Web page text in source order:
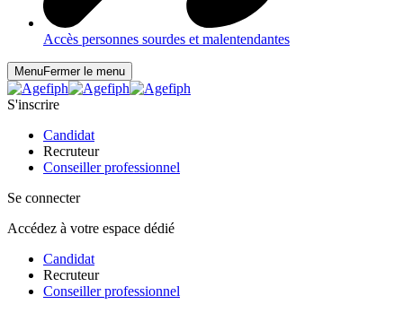
Accès personnes sourdes et malentendantes
MenuFermer le menu
S'inscrire
Candidat
Recruteur
Conseiller professionnel
Se connecter
Accédez à votre espace dédié
Candidat
Recruteur
Conseiller professionnel